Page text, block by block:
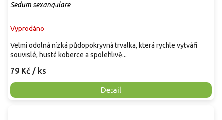
Sedum sexangulare
Vyprodáno
79 Kč / ks
Detail
Velmi odolná nízká půdopokryvná trvalka, která rychle vytváří
souvislé, husté koberce a spolehlivě...